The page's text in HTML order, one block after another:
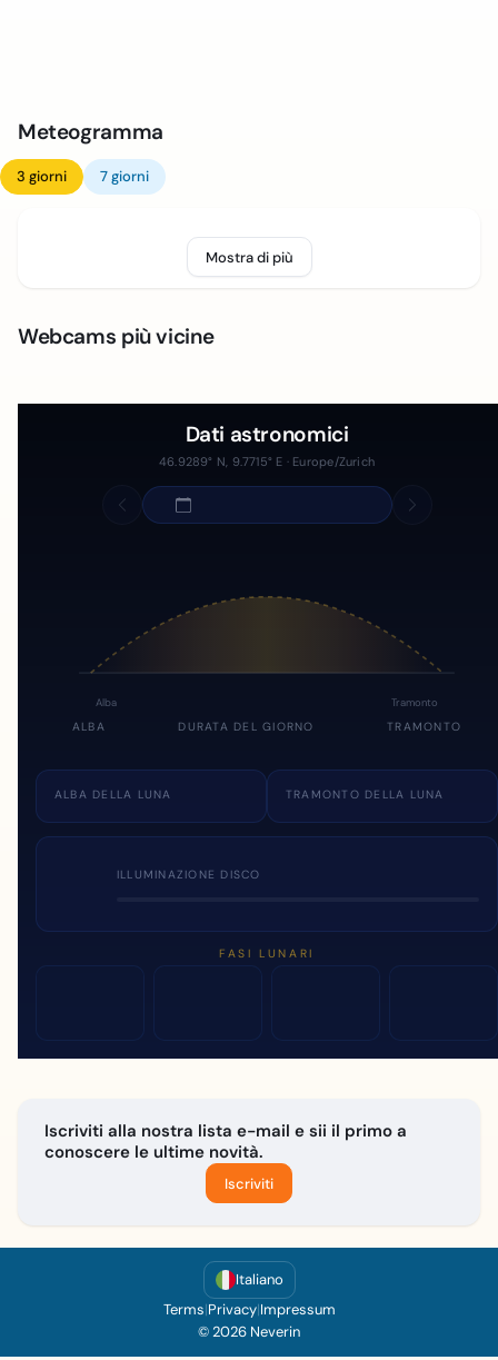
Meteogramma
3 giorni 7 giorni
Mostra di più
Webcams più vicine
Dati astronomici
46.9289° N, 9.7715° E · Europe/Zurich
Alba Tramonto
ALBA DURATA DEL GIORNO TRAMONTO
ALBA DELLA LUNA TRAMONTO DELLA LUNA
ILLUMINAZIONE DISCO
FASI LUNARI
Iscriviti alla nostra lista e-mail e sii il primo a
conoscere le ultime novità.
Iscriviti
Italiano
Terms|Privacy|Impressum
© 2026 Neverin